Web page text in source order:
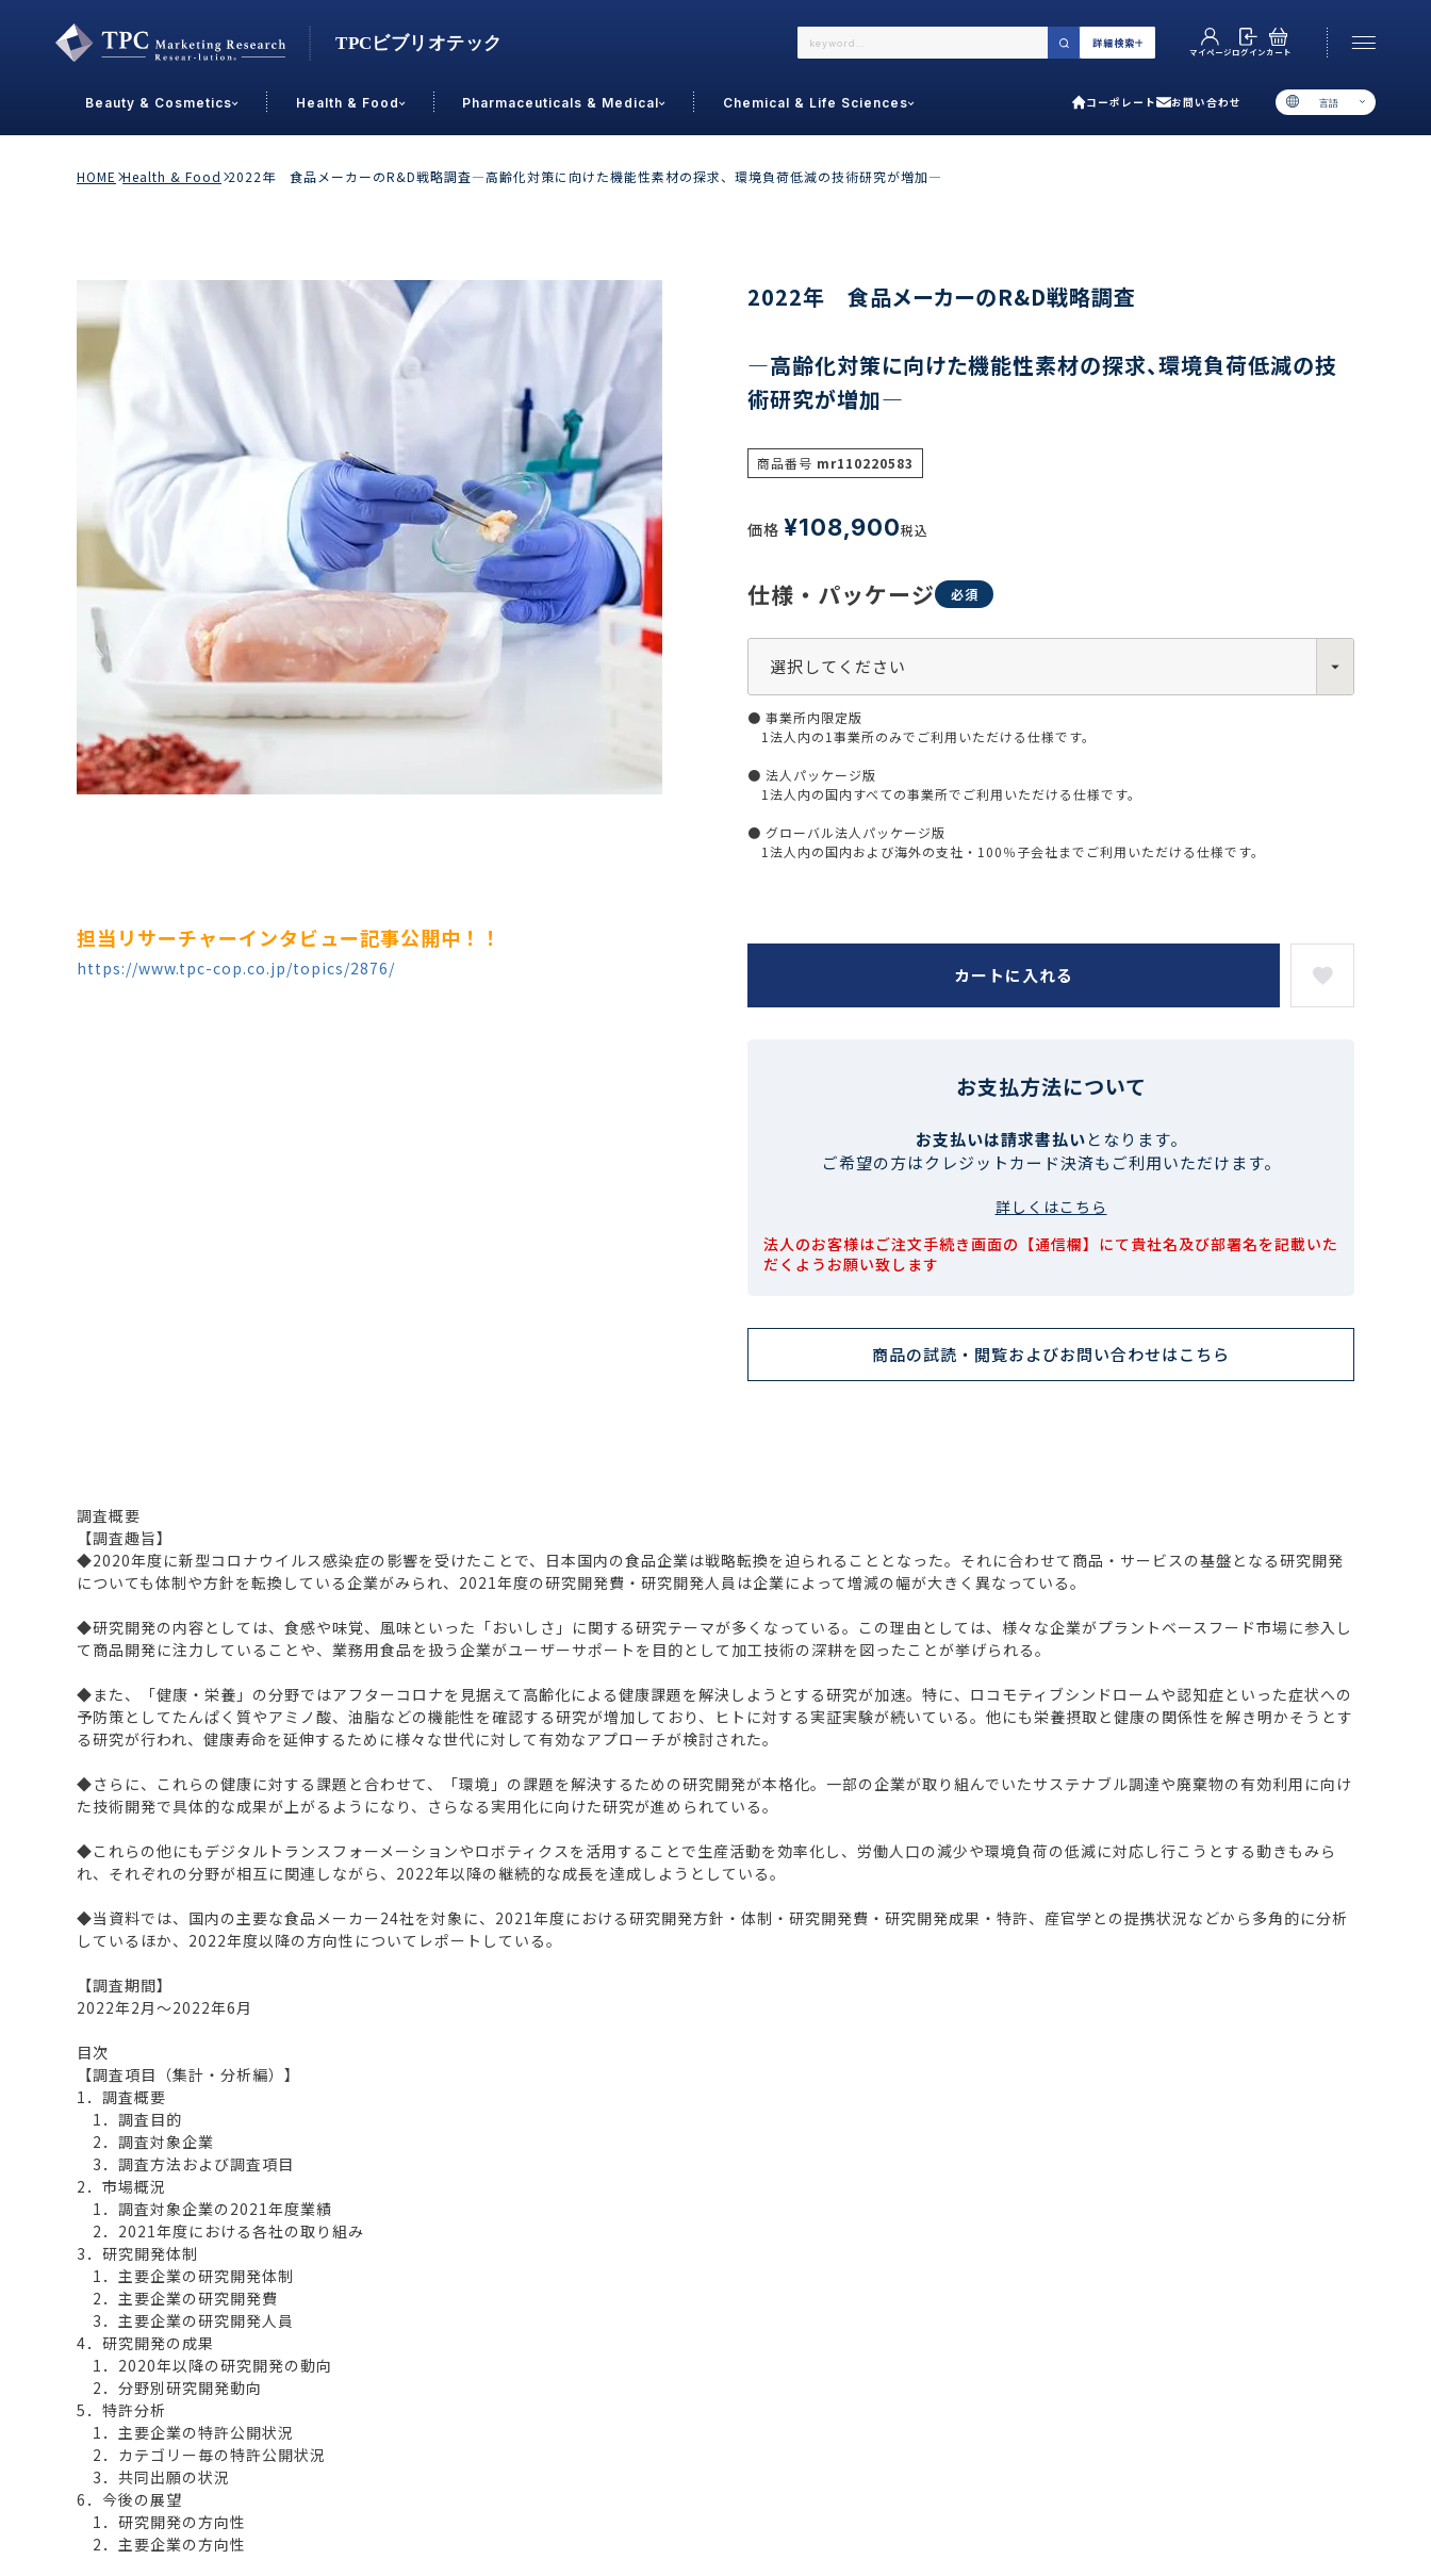
詳細検索
マイページログインカート
Beauty & Cosmetics Health & Food Pharmaceuticals & Medical Chemical & Life Sciences コーポレート お問い合わせ 言語
業界で選ぶ カテゴリで選ぶ
リセット
Contact Us
Beauty & Cosmetics
スキンケア
メイクアップ
原料・素材
Health & Food
加工食品
飲料
業務用
食品添加物
R&D
サプリ
美容
シニア
女性・フェムケア
オーラル
生活習慣
介護
機能性原料・素材
その他
Pharmaceuticals & Medical
患者調査
ドクター調査
モダリティ
がん
精神神経
泌尿器・婦人
戦略
デジタル・Dtx
その他
Chemical & Life Sciences
ファイン・スペシャリティ・原料
プラスチック・容器・包装材
農薬・農業資材
電子材料
自動車
ライフサイエンス
戦略
調査の種類から探す
ご利用ガイド
TEL 06-6538-5358（代表）
HOME Health & Food 2022年 食品メーカーのR&D戦略調査―高齢化対策に向けた機能性素材の探求、環境負荷低減の技術研究が増加―
担当リサーチャーインタビュー記事公開中！！
https://www.tpc-cop.co.jp/topics/2876/
2022年 食品メーカーのR&D戦略調査
―高齢化対策に向けた機能性素材の探求、環境負荷低減の技
術研究が増加―
商品番号 mr110220583
価格 ¥108,900税込
仕様・パッケージ
● 事業所内限定版
1法人内の1事業所のみでご利用いただける仕様です。
● 法人パッケージ版
1法人内の国内すべての事業所でご利用いただける仕様です。
● グローバル法人パッケージ版
1法人内の国内および海外の支社・100％子会社までご利用いただける仕様です。
カートに入れる
お支払方法について
お支払いは請求書払いとなります。
ご希望の方はクレジットカード決済もご利用いただけます。
詳しくはこちら
法人のお客様はご注文手続き画面の【通信欄】にて貴社名及び部署名を記載いた
だくようお願い致します
商品の試読・閲覧およびお問い合わせはこちら
調査概要
【調査趣旨】
◆2020年度に新型コロナウイルス感染症の影響を受けたことで、日本国内の食品企業は戦略転換を迫られることとなった。それに合わせて商品・サービスの基盤となる研究開発
についても体制や方針を転換している企業がみられ、2021年度の研究開発費・研究開発人員は企業によって増減の幅が大きく異なっている。
◆研究開発の内容としては、食感や味覚、風味といった「おいしさ」に関する研究テーマが多くなっている。この理由としては、様々な企業がプラントベースフード市場に参入し
て商品開発に注力していることや、業務用食品を扱う企業がユーザーサポートを目的として加工技術の深耕を図ったことが挙げられる。
◆また、「健康・栄養」の分野ではアフターコロナを見据えて高齢化による健康課題を解決しようとする研究が加速。特に、ロコモティブシンドロームや認知症といった症状への
予防策としてたんぱく質やアミノ酸、油脂などの機能性を確認する研究が増加しており、ヒトに対する実証実験が続いている。他にも栄養摂取と健康の関係性を解き明かそうとす
る研究が行われ、健康寿命を延伸するために様々な世代に対して有効なアプローチが検討された。
◆さらに、これらの健康に対する課題と合わせて、「環境」の課題を解決するための研究開発が本格化。一部の企業が取り組んでいたサステナブル調達や廃棄物の有効利用に向け
た技術開発で具体的な成果が上がるようになり、さらなる実用化に向けた研究が進められている。
◆これらの他にもデジタルトランスフォーメーションやロボティクスを活用することで生産活動を効率化し、労働人口の減少や環境負荷の低減に対応し行こうとする動きもみら
れ、それぞれの分野が相互に関連しながら、2022年以降の継続的な成長を達成しようとしている。
◆当資料では、国内の主要な食品メーカー24社を対象に、2021年度における研究開発方針・体制・研究開発費・研究開発成果・特許、産官学との提携状況などから多角的に分析
しているほか、2022年度以降の方向性についてレポートしている。
【調査期間】
2022年2月～2022年6月
目次
【調査項目（集計・分析編）】
1．調査概要
1．調査目的
2．調査対象企業
3．調査方法および調査項目
2．市場概況
1．調査対象企業の2021年度業績
2．2021年度における各社の取り組み
3．研究開発体制
1．主要企業の研究開発体制
2．主要企業の研究開発費
3．主要企業の研究開発人員
4．研究開発の成果
1．2020年以降の研究開発の動向
2．分野別研究開発動向
5．特許分析
1．主要企業の特許公開状況
2．カテゴリー毎の特許公開状況
3．共同出願の状況
6．今後の展望
1．研究開発の方向性
2．主要企業の方向性